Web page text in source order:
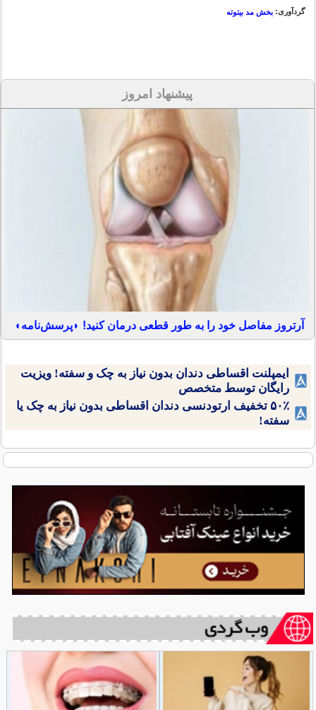
گردآوری: بخش مد بیتوته
پیشنهاد امروز
آرتروز مفاصل خود را به طور قطعی درمان کنید! ◗پرسش‌نامه◖
ایمپلنت اقساطی دندان بدون نیاز به چک و سفته! ویزیت
رایگان توسط متخصص
۵۰٪ تخفیف ارتودنسی دندان اقساطی بدون نیاز به چک یا
سفته!